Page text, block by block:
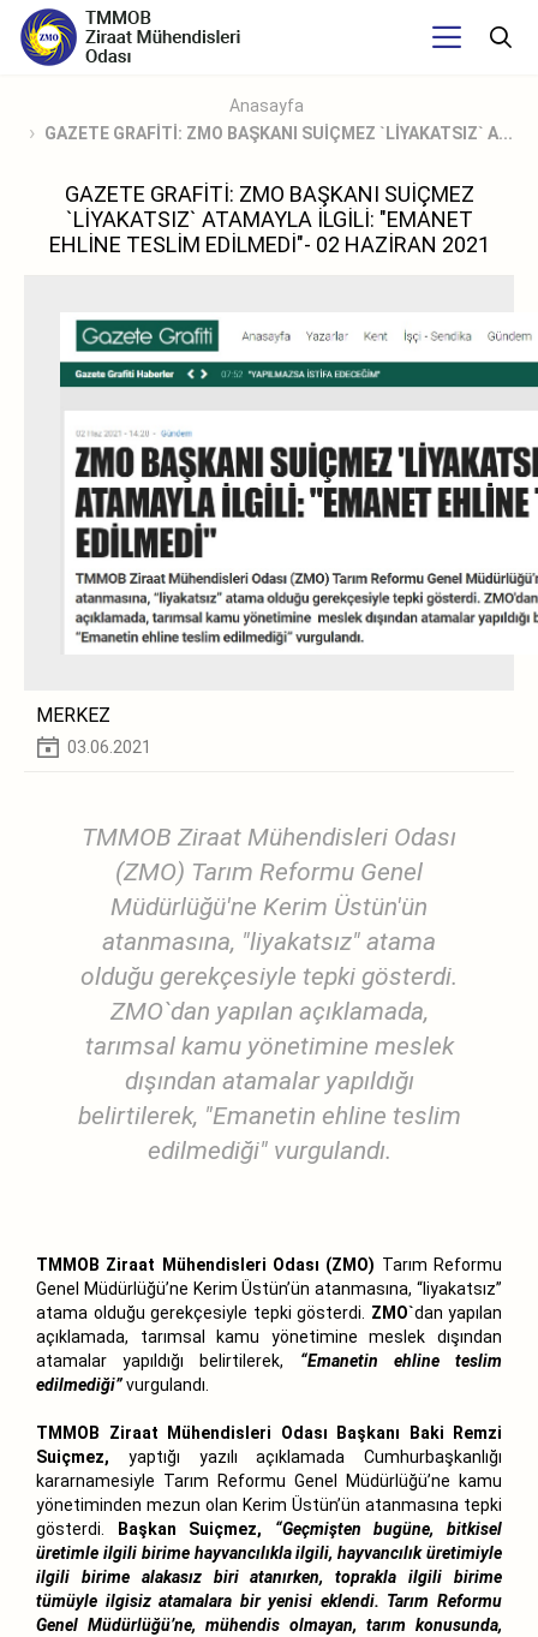
Anasayfa
GAZETE GRAFİTİ: ZMO BAŞKANI SUİÇMEZ `LİYAKATSIZ` A...
GAZETE GRAFİTİ: ZMO BAŞKANI SUİÇMEZ
`LİYAKATSIZ` ATAMAYLA İLGİLİ: "EMANET
EHLİNE TESLİM EDİLMEDİ"- 02 HAZİRAN 2021
MERKEZ
03.06.2021
TMMOB Ziraat Mühendisleri Odası
(ZMO) Tarım Reformu Genel
Müdürlüğü'ne Kerim Üstün'ün
atanmasına, "liyakatsız" atama
olduğu gerekçesiyle tepki gösterdi.
ZMO`dan yapılan açıklamada,
tarımsal kamu yönetimine meslek
dışından atamalar yapıldığı
belirtilerek, "Emanetin ehline teslim
edilmediği" vurgulandı.
TMMOB Ziraat Mühendisleri Odası (ZMO) Tarım Reformu
Genel Müdürlüğü’ne Kerim Üstün’ün atanmasına, “liyakatsız”
atama olduğu gerekçesiyle tepki gösterdi. ZMO`dan yapılan
açıklamada, tarımsal kamu yönetimine meslek dışından
atamalar yapıldığı belirtilerek, “Emanetin ehline teslim
edilmediği”vurgulandı.
TMMOB Ziraat Mühendisleri Odası Başkanı Baki Remzi
Suiçmez, yaptığı yazılı açıklamada Cumhurbaşkanlığı
kararnamesiyle Tarım Reformu Genel Müdürlüğü’ne kamu
yönetiminden mezun olan Kerim Üstün’ün atanmasına tepki
gösterdi.
Başkan Suiçmez,
“Geçmişten bugüne, bitkisel
üretimle ilgili birime hayvancılıkla ilgili, hayvancılık üretimiyle
ilgili birime alakasız biri atanırken, toprakla ilgili birime
tümüyle ilgisiz atamalara bir yenisi eklendi. Tarım Reformu
Genel Müdürlüğü’ne, mühendis olmayan, tarım konusunda,